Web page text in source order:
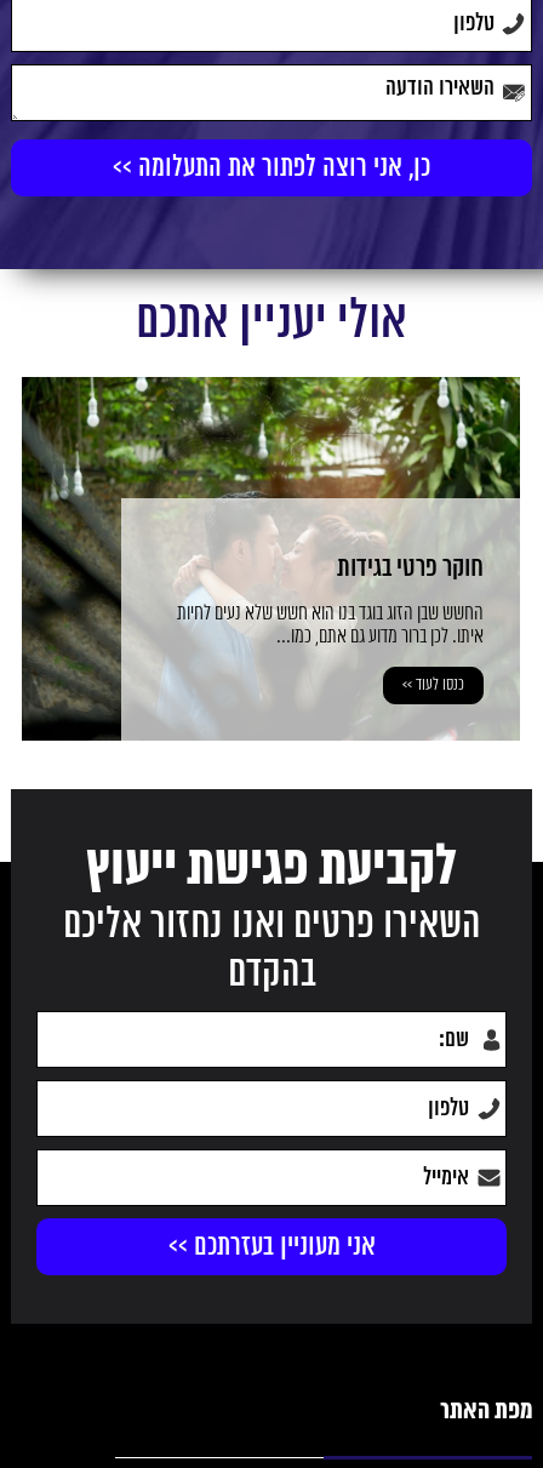
אולי יעניין אתכם
חוקר פרטי בגידות
החשש שבן הזוג בוגד בנו הוא חשש שלא נעים לחיות
איתו. לכן ברור מדוע גם אתם, כמו...
כנסו לעוד >>
לקביעת פגישת ייעוץ
השאירו פרטים ואנו נחזור אליכם
בהקדם
מפת האתר